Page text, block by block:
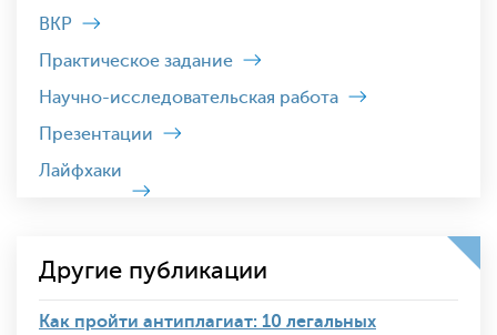
ВКР
Практическое задание
Научно-исследовательская работа
Презентации
Лайфхаки
Другие публикации
Как пройти антиплагиат: 10 легальных